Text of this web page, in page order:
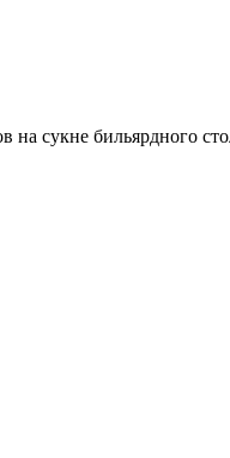
на сукне бильярдного